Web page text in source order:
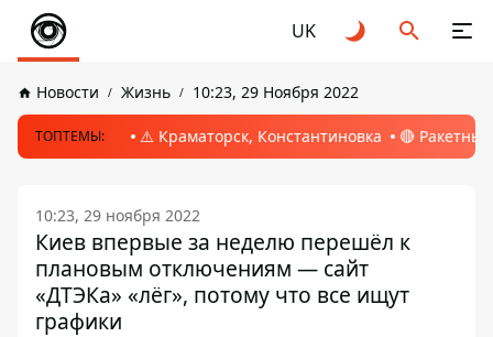
UK
Новости Жизнь 10:23, 29 Ноября 2022
ТОПТЕМЫ: ⚠️ Краматорск, Константиновка 🔴
10:23, 29 ноября 2022
Киев впервые за неделю перешёл к
плановым отключениям — сайт
«ДТЭКа» «лёг», потому что все ищут
графики